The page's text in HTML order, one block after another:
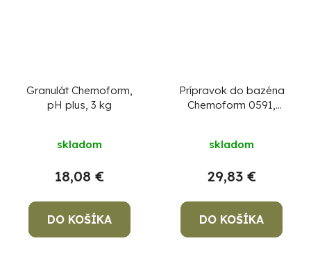
Granulát Chemoform,
pH plus, 3 kg
skladom
18,08 €
DO KOŠÍKA
Prípravok do bazéna
Chemoform 0591,
skladom
29,83 €
DO KOŠÍKA